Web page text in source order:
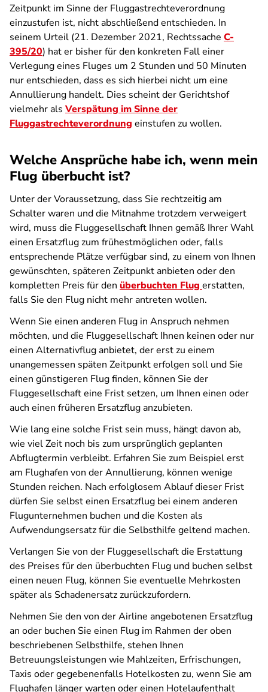
Zeitpunkt im Sinne der Fluggastrechteverordnung
einzustufen ist, nicht abschließend entschieden. In
seinem Urteil (21. Dezember 2021, Rechtssache C-
395/20) hat er bisher für den konkreten Fall einer
Verlegung eines Fluges um 2 Stunden und 50 Minuten
nur entschieden, dass es sich hierbei nicht um eine
Annullierung handelt. Dies scheint der Gerichtshof
vielmehr als Verspätung im Sinne der
Fluggastrechteverordnung einstufen zu wollen.
Welche Ansprüche habe ich, wenn mein
Flug überbucht ist?
Unter der Voraussetzung, dass Sie rechtzeitig am
Schalter waren und die Mitnahme trotzdem verweigert
wird, muss die Fluggesellschaft Ihnen gemäß Ihrer Wahl
einen Ersatzflug zum frühestmöglichen oder, falls
entsprechende Plätze verfügbar sind, zu einem von Ihnen
gewünschten, späteren Zeitpunkt anbieten oder den
kompletten Preis für den überbuchten Flug erstatten,
falls Sie den Flug nicht mehr antreten wollen.
Wenn Sie einen anderen Flug in Anspruch nehmen
möchten, und die Fluggesellschaft Ihnen keinen oder nur
einen Alternativflug anbietet, der erst zu einem
unangemessen späten Zeitpunkt erfolgen soll und Sie
einen günstigeren Flug finden, können Sie der
Fluggesellschaft eine Frist setzen, um Ihnen einen oder
auch einen früheren Ersatzflug anzubieten.
Wie lang eine solche Frist sein muss, hängt davon ab,
wie viel Zeit noch bis zum ursprünglich geplanten
Abflugtermin verbleibt. Erfahren Sie zum Beispiel erst
am Flughafen von der Annullierung, können wenige
Stunden reichen. Nach erfolglosem Ablauf dieser Frist
dürfen Sie selbst einen Ersatzflug bei einem anderen
Flugunternehmen buchen und die Kosten als
Aufwendungsersatz für die Selbsthilfe geltend machen.
Verlangen Sie von der Fluggesellschaft die Erstattung
des Preises für den überbuchten Flug und buchen selbst
einen neuen Flug, können Sie eventuelle Mehrkosten
später als Schadenersatz zurückzufordern.
Nehmen Sie den von der Airline angebotenen Ersatzflug
an oder buchen Sie einen Flug im Rahmen der oben
beschriebenen Selbsthilfe, stehen Ihnen
Betreuungsleistungen wie Mahlzeiten, Erfrischungen,
Taxis oder gegebenenfalls Hotelkosten zu, wenn Sie am
Flughafen länger warten oder einen Hotelaufenthalt